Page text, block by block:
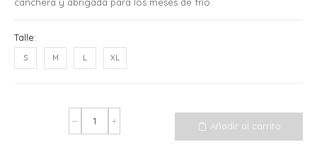
Talle:
S M L XL
Añadir al carrito